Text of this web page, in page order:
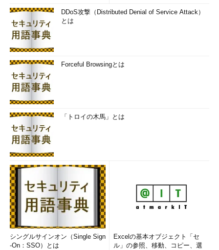
DDoS攻撃（Distributed Denial of Service Attack）
とは
Forceful Browsingとは
「トロイの木馬」とは
シングルサインオン（Single Sign
-On：SSO）とは
Excelの基本オブジェクト「セ
ル」の参照、移動、コピー、選